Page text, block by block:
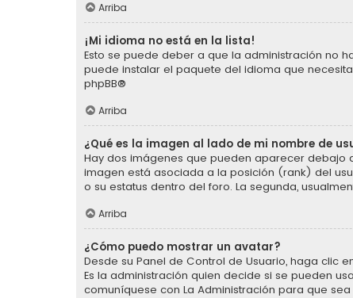
Arriba
¡Mi idioma no está en la lista!
Esto se puede deber a que la administración no
puede instalar el paquete del idioma que
phpBB®
Arriba
¿Qué es la imagen al lado de mi nombre de
Hay dos imágenes que pueden aparecer debajo
imagen está asociada a la posición (rank) del
o su estatus dentro del foro. La segunda,
Arriba
¿Cómo puedo mostrar un avatar?
Desde su Panel de Control de Usuario, haga clic
Es la administración quien decide si se pueden
comuníquese con La Administración para que